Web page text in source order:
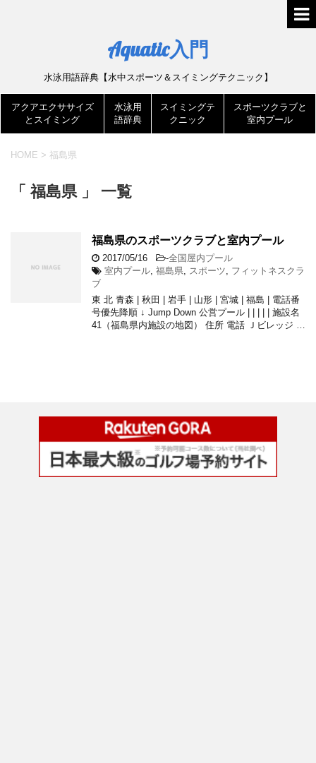
Aquatic入門
水泳用語辞典【水中スポーツ＆スイミングテクニック】
アクアエクササイズ
とスイミング
水泳用
語辞典
スイミングテ
クニック
スポーツクラブと
室内プール
HOME > 福島県
「 福島県 」 一覧
福島県のスポーツクラブと室内プール
2017/05/16 -全国屋内プール
室内プール 福島県 スポーツ
フィットネスクラ
ブ
東 北 青森 | 秋田 | 岩手 | 山形 | 宮城 | 福島 | 電話番
号優先降順 ↓ Jump Down 公営プール | | | | | 施設名
41（福島県内施設の地図） 住所 電話 Ｊビレッジ …